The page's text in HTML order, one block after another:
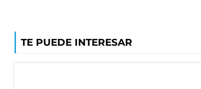
TE PUEDE INTERESAR